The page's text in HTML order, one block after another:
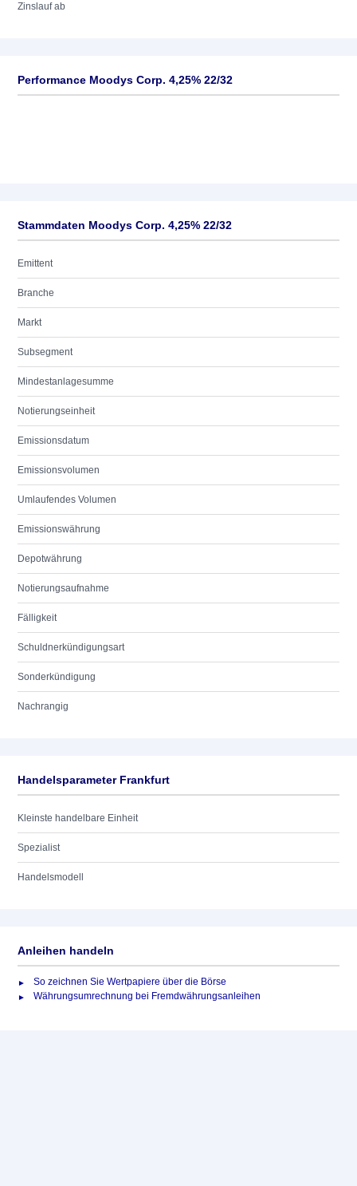
Zinslauf ab
Performance Moodys Corp. 4,25% 22/32
Stammdaten Moodys Corp. 4,25% 22/32
Emittent
Branche
Markt
Subsegment
Mindestanlagesumme
Notierungseinheit
Emissionsdatum
Emissionsvolumen
Umlaufendes Volumen
Emissionswährung
Depotwährung
Notierungsaufnahme
Fälligkeit
Schuldnerkündigungsart
Sonderkündigung
Nachrangig
Handelsparameter Frankfurt
Kleinste handelbare Einheit
Spezialist
Handelsmodell
Anleihen handeln
So zeichnen Sie Wertpapiere über die Börse
Währungsumrechnung bei Fremdwährungsanleihen